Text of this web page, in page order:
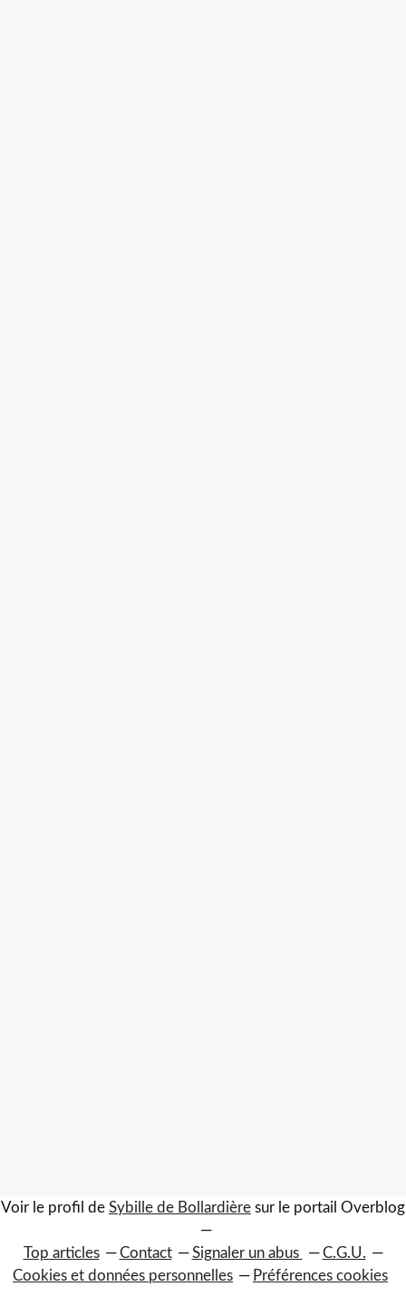
Voir le profil de Sybille de Bollardière sur le portail Overblog
Top articles Contact Signaler un abus
C.G.U.
Cookies et données personnelles
Préférences cookies